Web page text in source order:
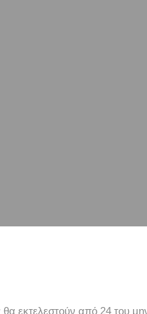
εκτελεστούν από 24 του